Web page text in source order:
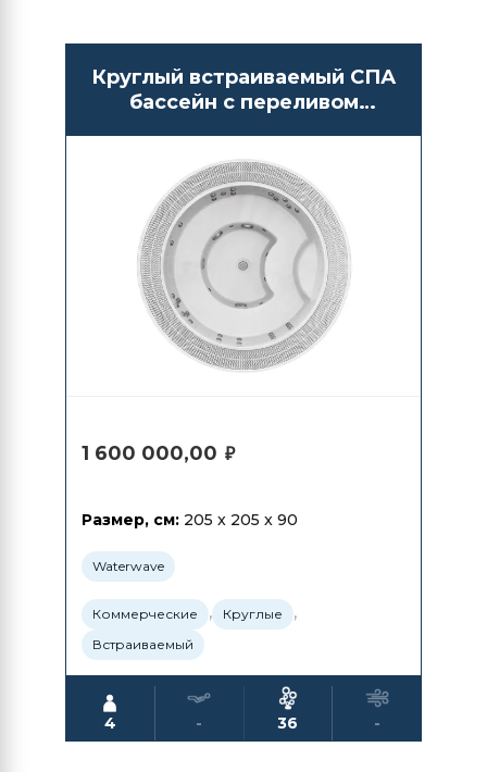
Круглый встраиваемый СПА
бассейн с переливом
1 600 000,00 ₽
Размер, см: 205 x 205 x 90
Waterwave
Коммерческие , Круглые ,
Встраиваемый
4 - 36 -